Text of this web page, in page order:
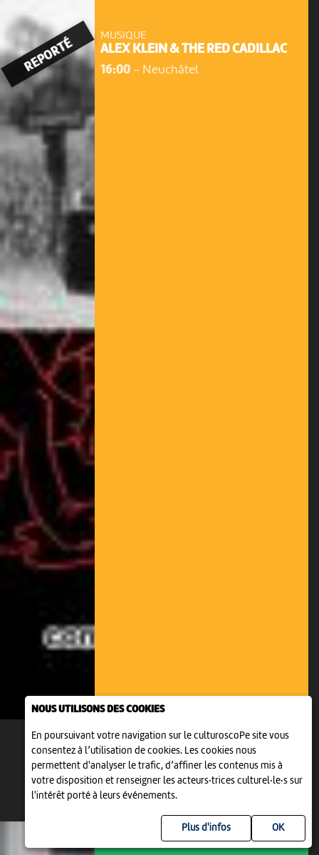
NOUS UTILISONS DES COOKIES
En poursuivant votre navigation sur le culturoscoPe site vous
consentez à l’utilisation de cookies. Les cookies nous
permettent d'analyser le trafic, d’affiner les contenus mis à
votre disposition et renseigner les acteurs·trices culturel·le·s sur
l'intérêt porté à leurs événements.
Plus d'infos
MUSIQUE
ALEX KLEIN & THE RED CADILLAC
16:00- Neuchâtel
REPORTÉ